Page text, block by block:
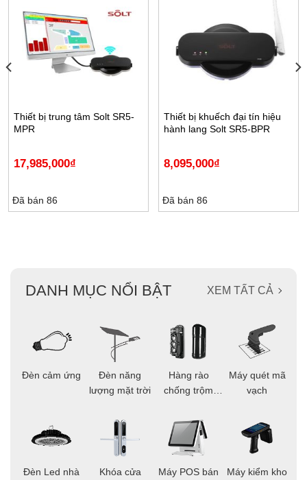
Thiết bị trung tâm Solt SR5-
MPR
17,985,000₫
Đã bán 86
Thiết bị khuếch đại tín hiệu
hành lang Solt SR5-BPR
8,095,000₫
Đã bán 86
DANH MỤC NỔI BẬT XEM TẤT CẢ
Đèn cảm ứng
Đèn Led nhà
Đèn năng
lượng mặt trời
Khóa cửa
Hàng rào
chống trộm
Máy POS bán
Máy quét mã
vạch
Máy kiểm kho